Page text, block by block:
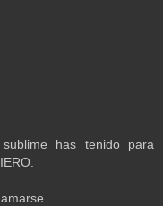
has tenido para